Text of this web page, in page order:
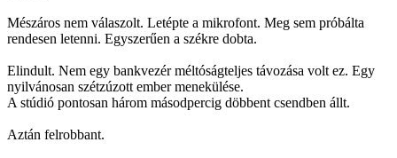
Mészáros nem válaszolt. Letépte a mikrofont. Meg sem próbálta
rendesen letenni. Egyszerűen a székre dobta.
Elindult. Nem egy bankvezér méltóságteljes távozása volt ez. Egy
nyilvánosan szétzúzott ember menekülése.
A stúdió pontosan három másodpercig döbbent csendben állt.
Aztán felrobbant.